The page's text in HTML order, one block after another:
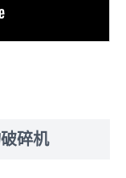
碎机